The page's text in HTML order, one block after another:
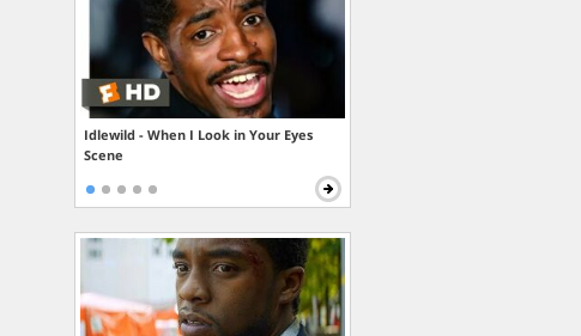
Idlewild - When I Look in Your Eyes
Scene